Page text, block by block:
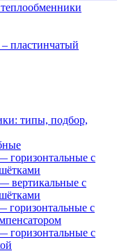
пластинчатый
типы, подбор,
с
вертикальные с
с
с